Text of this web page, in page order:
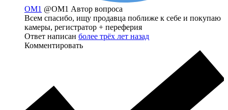
OM1 @OM1 Автор вопроса
Всем спасибо, ищу продавца поближе к себе и покупаю
камеры, регистратор + переферия
Ответ написан более трёх лет назад
Комментировать